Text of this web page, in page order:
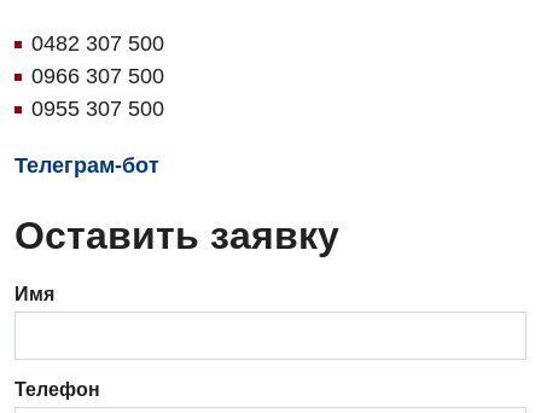
0482 307 500
0966 307 500
0955 307 500
Телеграм-бот
Оставить заявку
Имя
Телефон